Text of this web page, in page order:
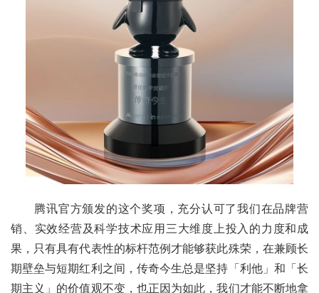
腾讯官方颁发的这个奖项，充分认可了我们在品牌营
销、实效经营及科学技术应用三大维度上投入的力度和成
果，只有具有代表性的标杆范例才能够获此殊荣，在兼顾长
期壁垒与短期红利之间，传奇今生总是坚持「利他」和「长
期主义」的价值观不变，也正因为如此，我们才能不断地拿